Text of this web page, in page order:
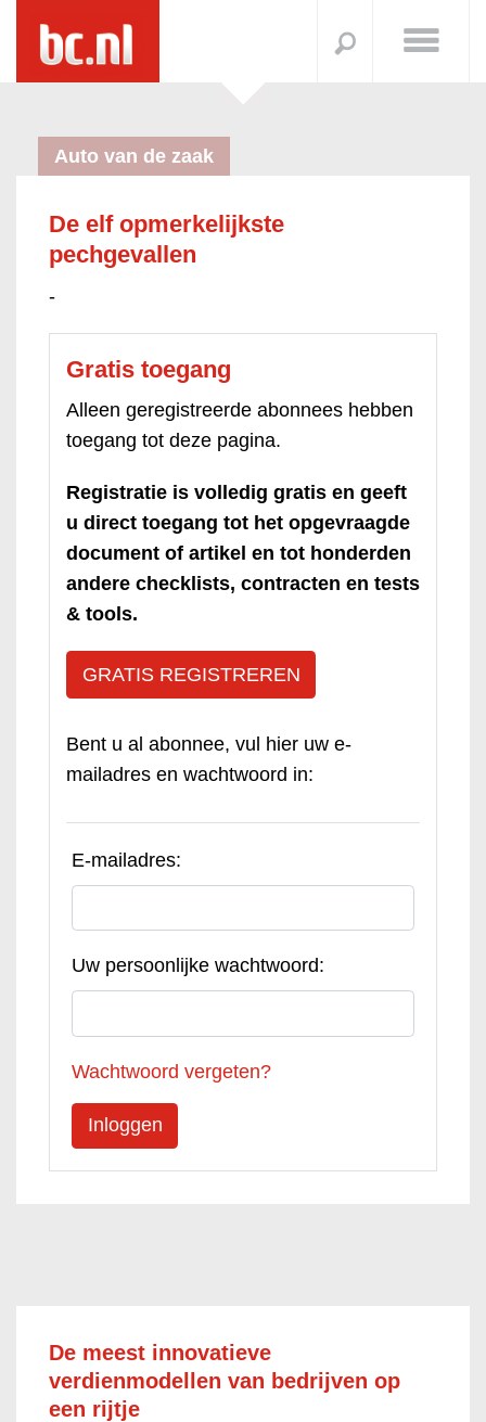
Auto van de zaak
De elf opmerkelijkste
pechgevallen
-
Gratis toegang
Alleen geregistreerde abonnees hebben
toegang tot deze pagina.
Registratie is volledig gratis en geeft
u direct toegang tot het opgevraagde
document of artikel en tot honderden
andere checklists, contracten en tests
& tools.
GRATIS REGISTREREN
Bent u al abonnee, vul hier uw e-
mailadres en wachtwoord in:
E-mailadres:
Uw persoonlijke wachtwoord:
Wachtwoord vergeten?
De meest innovatieve
verdienmodellen van bedrijven op
een rijtje